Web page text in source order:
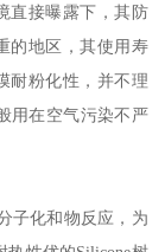
直接曝露下，其防
的地区，其使用寿
耐粉化性，并不理
用在空气污染不严
子化和物反应，为